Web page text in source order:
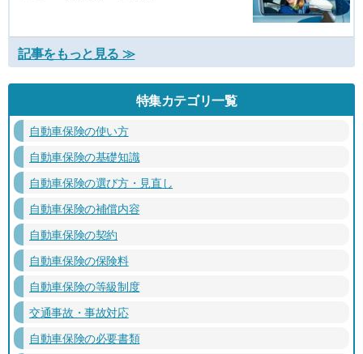
記事をもっと見る ≫
特集カテゴリ一覧
自動車保険の使い方
自動車保険の基礎知識
自動車保険の選び方・見直し
自動車保険の補償内容
自動車保険の契約
自動車保険の保険料
自動車保険の等級制度
交通事故・事故対応
自動車保険の必要書類